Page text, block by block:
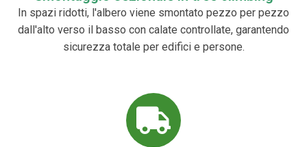
In spazi ridotti, l'albero viene smontato pezzo per pezzo
dall'alto verso il basso con calate controllate, garantendo
sicurezza totale per edifici e persone.